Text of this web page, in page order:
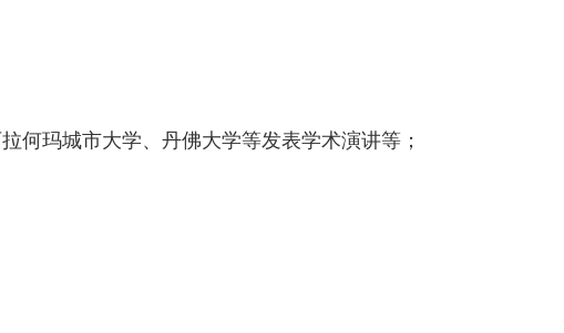
何玛城市大学、丹佛大学等发表学术演讲等；